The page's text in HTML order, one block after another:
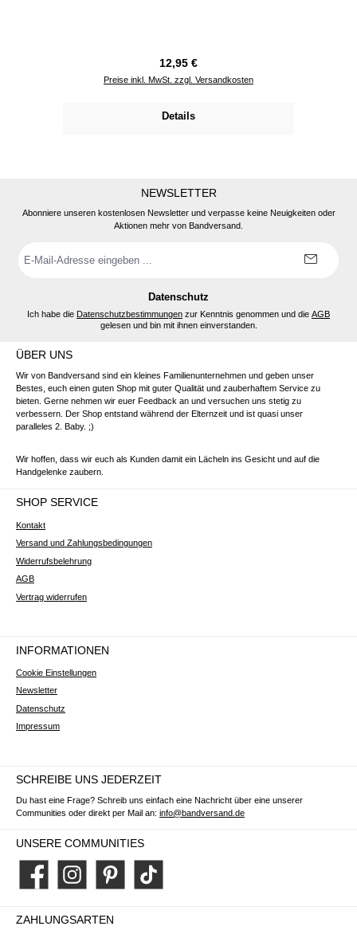
Regulärer Preis:
12,95 €
Preise inkl. MwSt. zzgl. Versandkosten
Details
NEWSLETTER
Abonniere unseren kostenlosen Newsletter und verpasse keine Neuigkeiten oder
Aktionen mehr von Bandversand.
Mail-
Datenschutz
Ich habe die Datenschutzbestimmungen zur Kenntnis genommen und die AGB
gelesen und bin mit ihnen einverstanden.
ÜBER UNS
Wir von Bandversand sind ein kleines Familienunternehmen und geben unser
Bestes, euch einen guten Shop mit guter Qualität und zauberhaftem Service zu
bieten. Gerne nehmen wir euer Feedback an und versuchen uns stetig zu
verbessern. Der Shop entstand während der Elternzeit und ist quasi unser
paralleles 2. Baby. ;)
Wir hoffen, dass wir euch als Kunden damit ein Lächeln ins Gesicht und auf die
Handgelenke zaubern.
SHOP SERVICE
Kontakt
Versand und Zahlungsbedingungen
Widerrufsbelehrung
AGB
Vertrag widerrufen
INFORMATIONEN
Cookie Einstellungen
Newsletter
Datenschutz
Impressum
SCHREIBE UNS JEDERZEIT
Du hast eine Frage? Schreib uns einfach eine Nachricht über eine unserer
Communities oder direkt per Mail an: info@bandversand.de
UNSERE COMMUNITIES
Facebook Instagram Pinterest TikTok
ZAHLUNGSARTEN